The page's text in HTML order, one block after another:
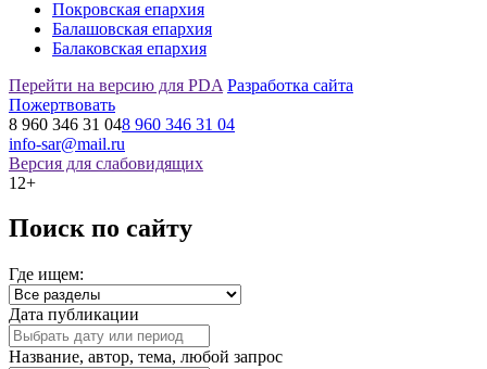
Покровская епархия
Балашовская епархия
Балаковская епархия
Перейти на версию для PDA Разработка сайта
Пожертвовать
8 960 346 31 048 960 346 31 04
info-sar@mail.ru
Версия для слабовидящих
12+
Поиск по сайту
Где ищем:
Дата публикации
Название, автор, тема, любой запрос